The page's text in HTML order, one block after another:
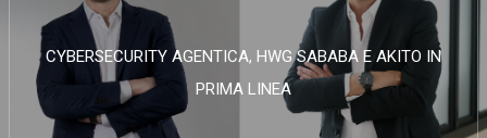
CYBERSECURITY AGENTICA, HWG SABABA E AKITO IN
PRIMA LINEA